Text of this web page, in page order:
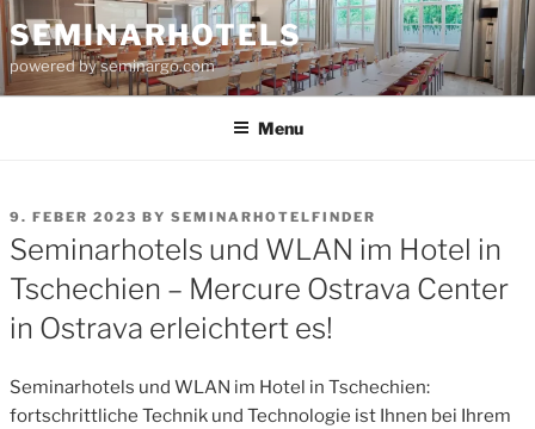
Skip
to
content
SEMINARHOTELS
powered by seminargo.com
Menu
POSTED
ON
9. FEBER 2023 BY SEMINARHOTELFINDER
Seminarhotels und WLAN im Hotel in
Tschechien – Mercure Ostrava Center
in Ostrava erleichtert es!
Seminarhotels und WLAN im Hotel in Tschechien:
fortschrittliche Technik und Technologie ist Ihnen bei Ihrem